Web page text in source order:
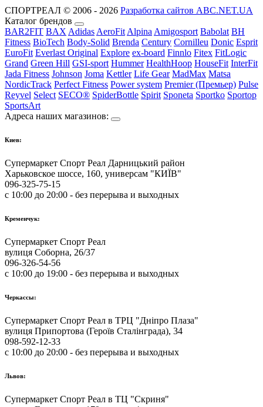
СПОРТРЕАЛ © 2006 - 2026 Разработка сайтов ABC.NET.UA
Каталог брендов
BAR2FIT BAX Adidas AeroFit Alpina Amigosport Babolat BH
Fitness BioTech Body-Solid Brenda Century Cornilleu Donic Esprit
EuroFit Everlast Original Explore ex-board Finnlo Fitex FitLogic
Grand Green Hill GSI-sport Hummer HealthHoop HouseFit InterFit
Jada Fitness Johnson Joma Kettler Life Gear MadMax Matsa
NordicTrack Perfect Fitness Power system Premier (Премьер) Pulse
Reyvel Select SECO® SpiderBottle Spirit Sponeta Sportko Sportop
SportsArt
Адреса наших магазинов:
Киев:
Супермаркет Спорт Реал Дарницький район
Харьковское шоссе, 160, универсам "КИЇВ"
096-325-75-15
с 10:00 до 20:00 - без перерыва и выходных
Кременчук:
Супермаркет Спорт Реал
вулиця Соборна, 26/37
096-326-54-56
с 10:00 до 19:00 - без перерыва и выходных
Черкассы:
Супермаркет Спорт Реал в ТРЦ "Дніпро Плаза"
вулиця Припортова (Героїв Сталінграда), 34
098-592-12-33
с 10:00 до 20:00 - без перерыва и выходных
Львов:
Супермаркет Спорт Реал в ТЦ "Скриня"